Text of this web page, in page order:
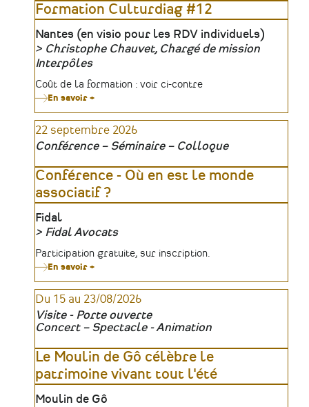
|
Table
Formation Culturdiag #12
Lieu
Nantes (en visio pour les RDV individuels)
Organisateur
Christophe Chauvet, Chargé de mission
Interpôles
Tarifs
Coût de la formation : voir ci-contre
En savoir +
Culturdiag
#12
22 septembre 2026
Conférence – Séminaire – Colloque
Conférence - Où en est le monde
associatif ?
Lieu
Fidal
Organisateur
Fidal Avocats
Tarifs
Participation gratuite, sur inscription.
En savoir +
-
Où
est
le
associatif
?
Du 15 au 23/08/2026
Visite - Porte ouverte
Concert – Spectacle - Animation
Le Moulin de Gô célèbre le
patrimoine vivant tout l'été
Lieu
Moulin de Gô